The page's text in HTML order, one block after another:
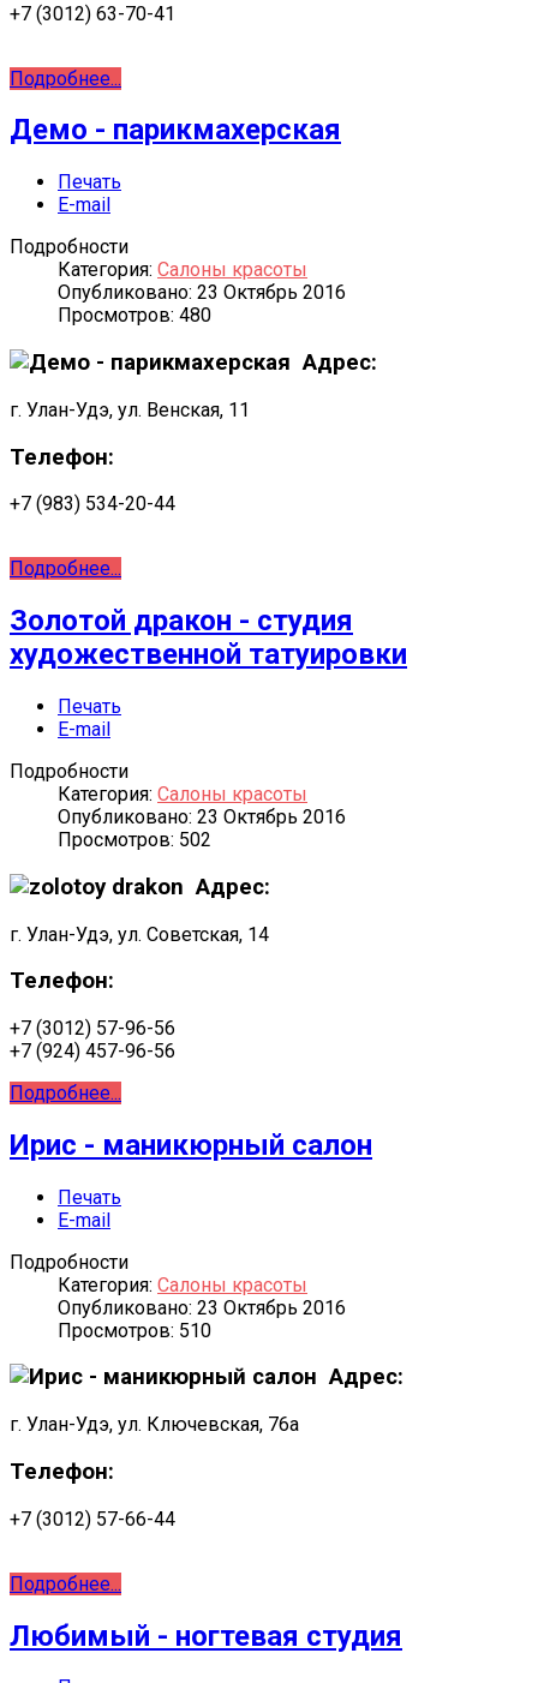
+7 (3012) 63-70-41
Подробнее...
Демо - парикмахерская
Печать
E-mail
Подробности
Категория: Салоны красоты
Опубликовано: 23 Октябрь 2016
Просмотров: 480
Адрес:
г. Улан-Удэ, ул. Венская, 11
Телефон:
+7 (983) 534-20-44
Подробнее...
Золотой дракон - студия
художественной татуировки
Печать
E-mail
Подробности
Категория: Салоны красоты
Опубликовано: 23 Октябрь 2016
Просмотров: 502
Адрес:
г. Улан-Удэ, ул. Советская, 14
Телефон:
+7 (3012) 57-96-56
+7 (924) 457-96-56
Подробнее...
Ирис - маникюрный салон
Печать
E-mail
Подробности
Категория: Салоны красоты
Опубликовано: 23 Октябрь 2016
Просмотров: 510
Адрес:
г. Улан-Удэ, ул. Ключевская, 76а
Телефон:
+7 (3012) 57-66-44
Подробнее...
Любимый - ногтевая студия